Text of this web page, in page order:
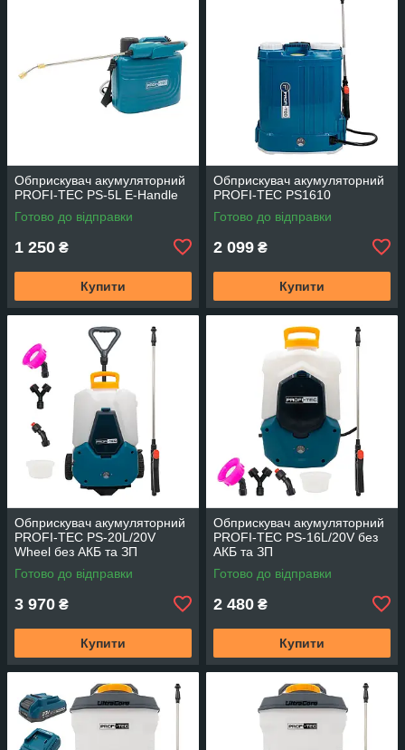
Обприскувач акумуляторний
PROFI-TEC PS-5L E-Handle
Готово до відправки
1 250 ₴
Купити
Обприскувач акумуляторний
PROFI-TEC PS1610
Готово до відправки
2 099 ₴
Купити
Обприскувач акумуляторний
PROFI-TEC PS-20L/20V
Wheel без АКБ та ЗП
Готово до відправки
3 970 ₴
Купити
Обприскувач акумуляторний
PROFI-TEC PS-16L/20V без
АКБ та ЗП
Готово до відправки
2 480 ₴
Купити